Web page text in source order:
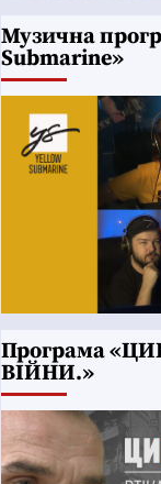
Музична
Submarine»
Програма
ВІЙНИ.»